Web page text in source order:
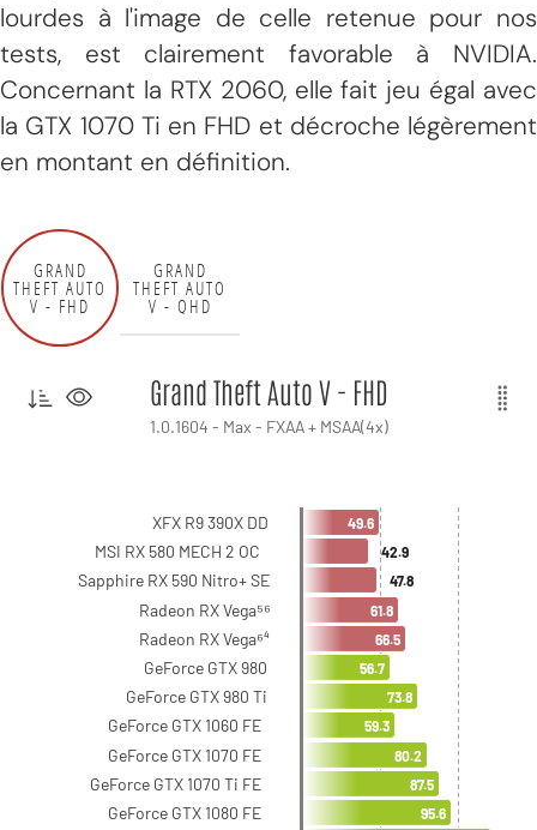
lourdes à l'image de celle retenue pour nos
tests, est clairement favorable à NVIDIA.
Concernant la RTX 2060, elle fait jeu égal avec
la GTX 1070 Ti en FHD et décroche légèrement
en montant en définition.